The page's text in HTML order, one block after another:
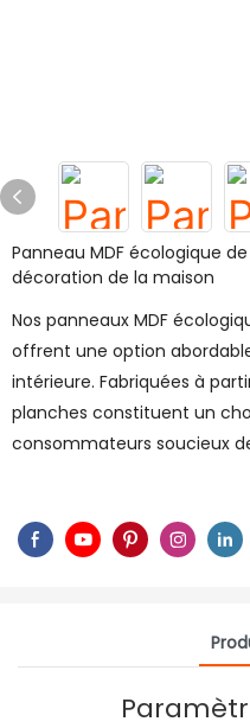
Panneau MDF écologique
décoration de la maison
Nos panneaux MDF
offrent une option
intérieure. Fabriquées à
planches constituent un
consommateurs soucieux